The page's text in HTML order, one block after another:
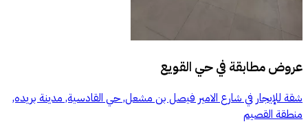
عروض مطابقة فيحي القويع
شقة للإيجار في شارع الامير فيصل بن مشعل, حي القادسية, مدينة بريده,
منطقة القصيم